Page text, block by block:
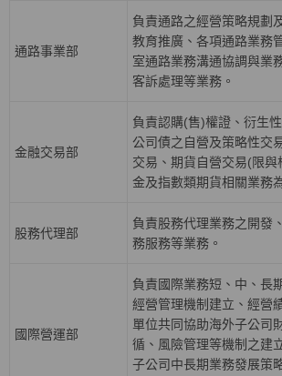
通路事業部
負責通路之經營策略規劃
教育推廣、各項通路業務
室通路業務溝通協調與業
客訴處理等業務。
金融交易部
負責認購(售)權證、衍生
公司債之自營及策略性交
交易、期貨自營交易(限
金及指數類期貨相關業務
股務代理部
負責股務代理業務之開發
務服務等業務。
國際營運部
負責國際業務短、中、長
經營管理機制建立、經營
單位共同協助海外子公司
循、風險管理等機制之建
子公司中長期業務發展策